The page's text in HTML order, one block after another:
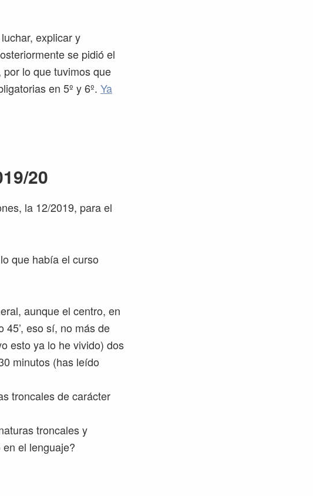
explicar y
se pidió el
lo que tuvimos que
en 5º y 6º. Ya
20
la 12/2019, para el
que había el curso
aunque el centro, en
eso sí, no más de
esto ya lo he vivido) dos
minutos (has leído
troncales de carácter
troncales y
el lenguaje?